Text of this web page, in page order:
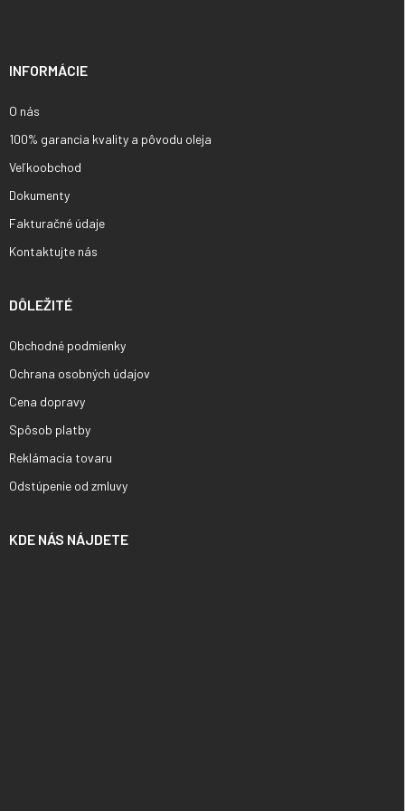
INFORMÁCIE
O nás
100% garancia kvality a pôvodu oleja
Veľkoobchod
Dokumenty
Fakturačné údaje
Kontaktujte nás
DÔLEŽITÉ
Obchodné podmienky
Ochrana osobných údajov
Cena dopravy
Spôsob platby
Reklámacia tovaru
Odstúpenie od zmluvy
KDE NÁS NÁJDETE